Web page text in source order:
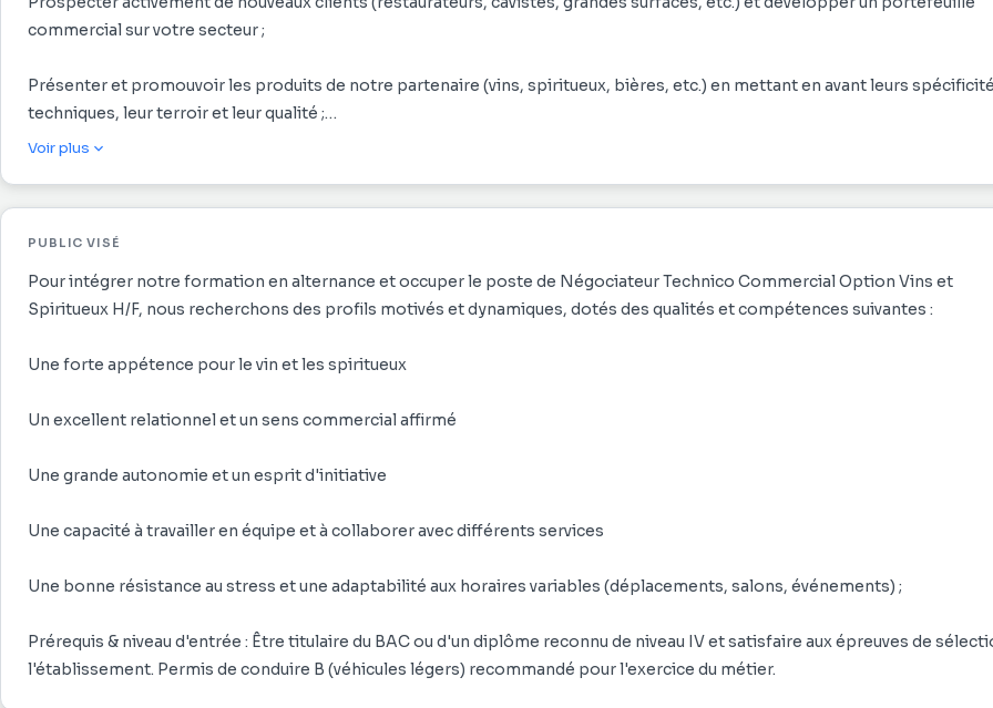
commercial sur votre secteur ;
Présenter et promouvoir les produits de notre partenaire (vins, spiritueux, bières, etc.) en mettant en avant leurs
techniques, leur terroir et leur qualité ;
Assurer un suivi rigoureux des commandes, des livraisons et des stocks pour optimiser la rotation des produits ;
Participer à des salons professionnels, des dégustations ou des événements pour renforcer la notoriété des marques
Voir plus
PUBLIC VISÉ
Pour intégrer notre formation en alternance et occuper le poste de Négociateur Technico Commercial Option Vins et
Spiritueux H/F, nous recherchons des profils motivés et dynamiques, dotés des qualités et compétences suivantes :
Une forte appétence pour le vin et les spiritueux
Un excellent relationnel et un sens commercial affirmé
Une grande autonomie et un esprit d'initiative
Une capacité à travailler en équipe et à collaborer avec différents services
Une bonne résistance au stress et une adaptabilité aux horaires variables (déplacements, salons, événements) ;
Prérequis & niveau d'entrée : Être titulaire du BAC ou d'un diplôme reconnu de niveau IV et satisfaire aux épreuves de
l'établissement. Permis de conduire B (véhicules légers) recommandé pour l'exercice du métier.